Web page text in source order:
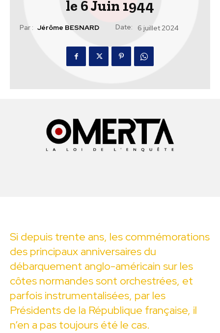
le 6 Juin 1944
Par : Jérôme BESNARD Date: 6 juillet 2024
Si depuis trente ans, les commémorations
des principaux anniversaires du
débarquement anglo-américain sur les
côtes normandes sont orchestrées, et
parfois instrumentalisées, par les
Présidents de la République française, il
n’en a pas toujours été le cas.